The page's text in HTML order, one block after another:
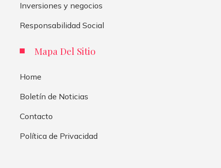
Inversiones y negocios
Responsabilidad Social
Mapa Del Sitio
Home
Boletín de Noticias
Contacto
Política de Privacidad